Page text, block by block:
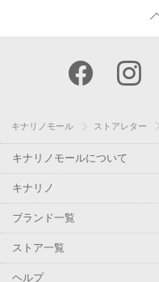
キナリノモール ストアレター
キナリノモールについて
キナリノ
ブランド一覧
ストア一覧
ヘルプ